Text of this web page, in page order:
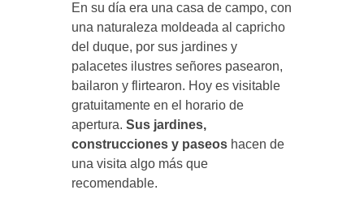
En su día era una casa de campo, con
una naturaleza moldeada al capricho
del duque, por sus jardines y
palacetes ilustres señores pasearon,
bailaron y flirtearon. Hoy es visitable
gratuitamente en el horario de
apertura. Sus jardines,
construcciones y paseoshacen de
una visita algo más que
recomendable.